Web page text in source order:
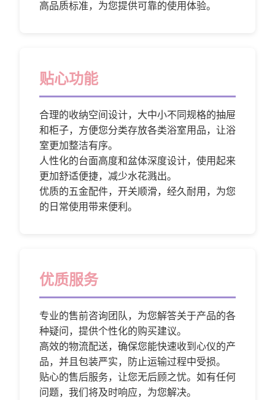
高品质标准，为您提供可靠的使用体验。
贴心功能
合理的收纳空间设计，大中小不同规格的抽屉
和柜子，方便您分类存放各类浴室用品，让浴
室更加整洁有序。
人性化的台面高度和盆体深度设计，使用起来
更加舒适便捷，减少水花溅出。
优质的五金配件，开关顺滑，经久耐用，为您
的日常使用带来便利。
优质服务
专业的售前咨询团队，为您解答关于产品的各
种疑问，提供个性化的购买建议。
高效的物流配送，确保您能快速收到心仪的产
品，并且包装严实，防止运输过程中受损。
贴心的售后服务，让您无后顾之忧。如有任何
问题，我们将及时响应，为您解决。